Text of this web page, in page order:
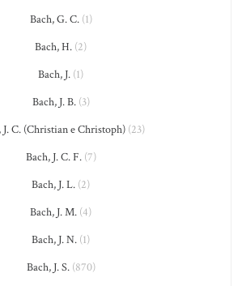
Bach, G. C.(1)
Bach, H. (2)
Bach, J. (1)
Bach, J. B.(3)
J. C. (Christian e Christoph) (23)
Bach, J. C. F.(7)
Bach, J. L. (2)
Bach, J. M. (4)
Bach, J. N. (1)
Bach, J. S.(870)